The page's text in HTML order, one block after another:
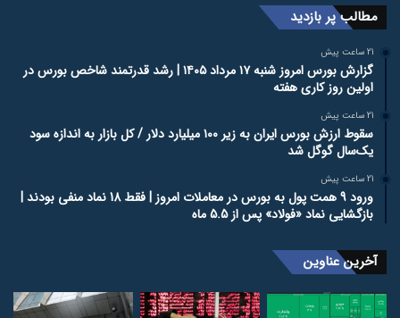
مطالب پر بازدید
21 ساعت پیش
گزارش بورس امروز شنبه ۱۷ مرداد ۱۴۰۵ | رشد قدرتمند شاخص بورس در
اولین روز کاری هفته
21 ساعت پیش
سقوط ارزش بورس ایران به زیر ۱۰۰ میلیارد دلار / کل بازار به اندازه سود
یک‌سال گوگل شد
21 ساعت پیش
ورود 9 همت پول به بورس در معاملات امروز | فقط 18 نماد منفی بودند |
بازگشایی نماد «فولاد» پس از 5.5 ماه
آخرین عناوین